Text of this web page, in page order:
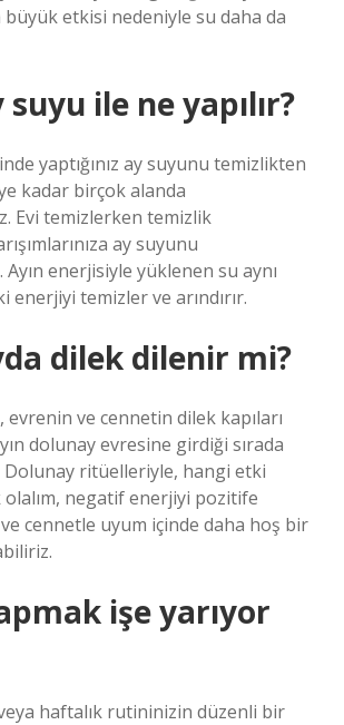
etkisi nedeniyle su daha da
ile ne yapılır?
yaptığınız ay suyunu temizlikten
kadar birçok alanda
Evi temizlerken temizlik
ay suyunu
enerjisiyle yüklenen su aynı
enerjiyi temizler ve arındırır.
dilek dilenir mi?
ve cennetin dilek kapıları
dolunay evresine girdiği sırada
ritüelleriyle, hangi etki
olalım, negatif enerjiyi pozitife
cennetle uyum içinde daha hoş bir
işe yarıyor
haftalık rutininizin düzenli bir